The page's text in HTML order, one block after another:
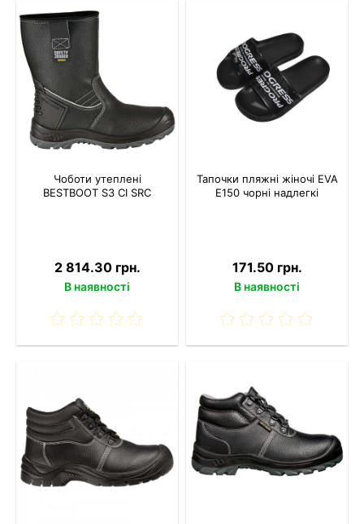
Чоботи утеплені
BESTBOOT S3 CI SRC
2 814.30 грн.
В наявності
Тапочки пляжні жіночі EVA
E150 чорні надлегкі
171.50 грн.
В наявності